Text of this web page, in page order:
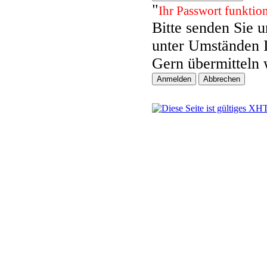
"Ihr Passwort
Bitte senden Sie
unter Umständen
Gern übermitteln